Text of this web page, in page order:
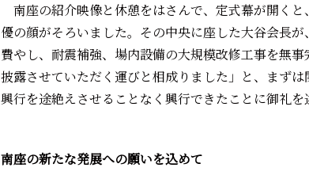
南座の紹介映像と休憩をはさんで、定式幕が開く
優の顔がそろいました。その中央に座した大谷会長
費やし、耐震補強、場内設備の大規模改修工事を無
披露させていただく運びと相成りました」と、まず
興行を途絶えさせることなく興行できたことに御礼を
南座の新たな発展への願いを込めて